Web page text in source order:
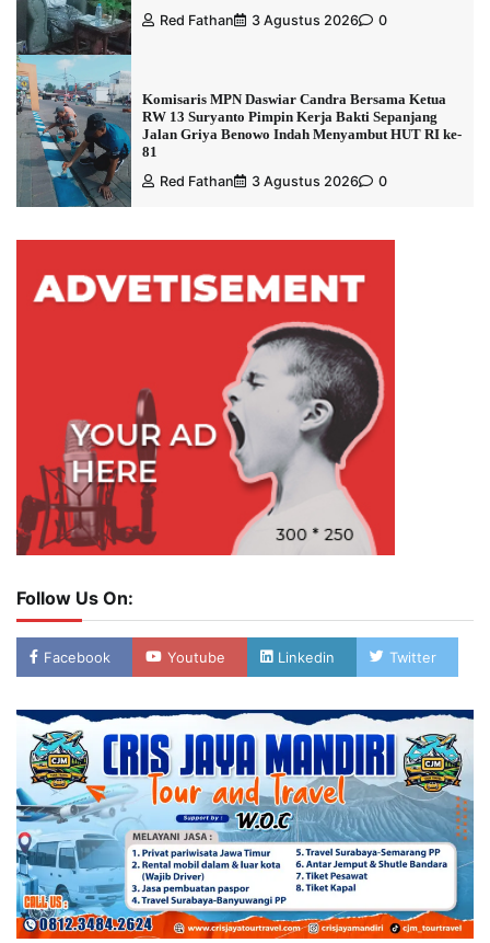
Red Fathan
3 Agustus 2026 0
Komisaris MPN Daswiar Candra Bersama Ketua
RW 13 Suryanto Pimpin Kerja Bakti Sepanjang
Jalan Griya Benowo Indah Menyambut HUT RI ke-
81
Red Fathan
3 Agustus 2026 0
Follow Us On:
Facebook Youtube Linkedin Twitter